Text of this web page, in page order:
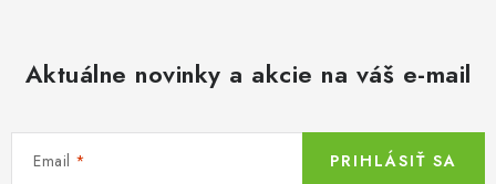
Aktuálne novinky a akcie na váš e-mail
Email PRIHLÁSIŤ SA